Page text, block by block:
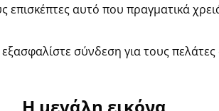
επισκέπτες αυτό που πραγματικά
σύνδεση για τους